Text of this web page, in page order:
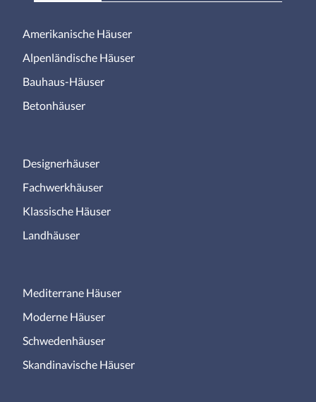
Amerikanische Häuser
Alpenländische Häuser
Bauhaus-Häuser
Betonhäuser
Designerhäuser
Fachwerkhäuser
Klassische Häuser
Landhäuser
Mediterrane Häuser
Moderne Häuser
Schwedenhäuser
Skandinavische Häuser